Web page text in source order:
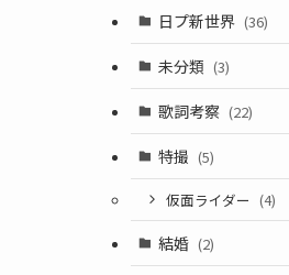
日プ新世界 (36)
未分類 (3)
歌詞考察 (22)
特撮 (5)
仮面ライダー (4)
結婚 (2)